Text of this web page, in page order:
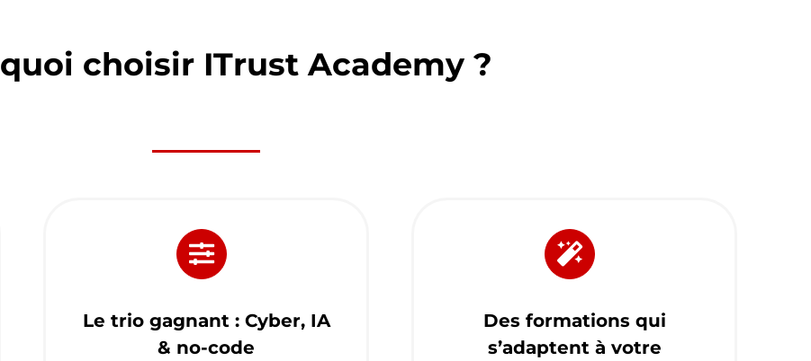
choisir ITrust Academy ?
Le trio gagnant : Cyber, IA
& no-code
Des formations qui
s’adaptent à votre